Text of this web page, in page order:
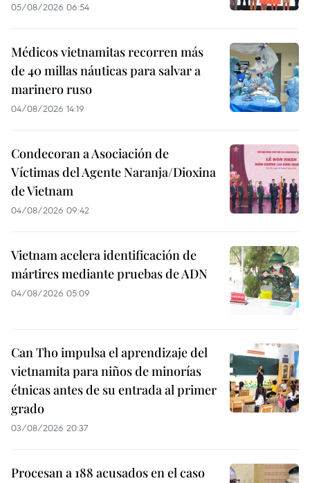
05/08/2026 06:54
Médicos vietnamitas recorren más
de 40 millas náuticas para salvar a
marinero ruso
04/08/2026 14:19
Condecoran a Asociación de
Víctimas del Agente Naranja/Dioxina
de Vietnam
04/08/2026 09:42
Vietnam acelera identificación de
mártires mediante pruebas de ADN
04/08/2026 05:09
Can Tho impulsa el aprendizaje del
vietnamita para niños de minorías
étnicas antes de su entrada al primer
grado
03/08/2026 20:37
Procesan a 188 acusados en el caso